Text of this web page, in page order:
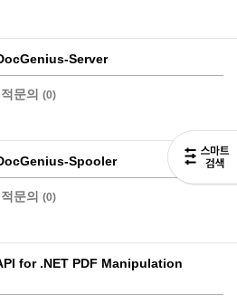
Server
문의 (0)
Spooler
문의 (0)
for .NET PDF Manipulation